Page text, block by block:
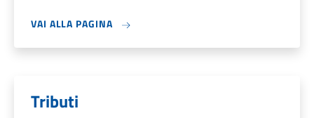
VAI ALLA PAGINA
Tributi